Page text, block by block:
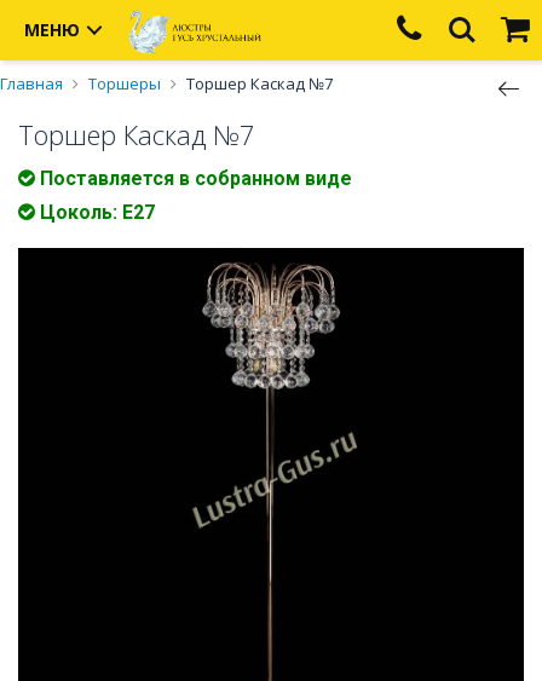
МЕНЮ
Главная Торшеры Торшер Каскад №7
Торшер Каскад №7
Поставляется в собранном виде
Цоколь: Е27